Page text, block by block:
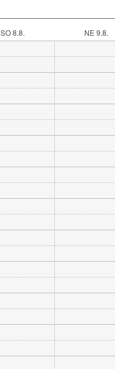
SO 8.8.
NE 9.8.